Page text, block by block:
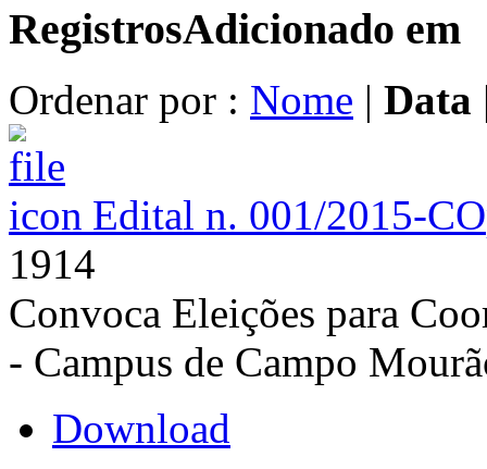
RegistrosAdicionado em
Ordenar por : Nome | Data
Edital n. 001/2015-CO
1914
Convoca Eleições para
- Campus de Campo
Download